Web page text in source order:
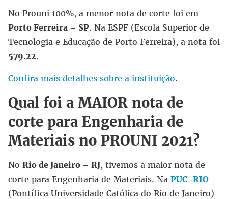
No Prouni 100%, a menor nota de corte foi em
Porto Ferreira – SP. Na ESPF (Escola Superior de
Tecnologia e Educação de Porto Ferreira), a nota foi
579.22.
Confira mais detalhes sobre a instituição.
Qual foi a MAIOR nota de
corte para Engenharia de
Materiais no PROUNI 2021?
No Rio de Janeiro – RJ, tivemos a maior nota de
corte para Engenharia de Materiais. Na PUC-RIO
(Pontífica Universidade Católica do Rio de Janeiro)